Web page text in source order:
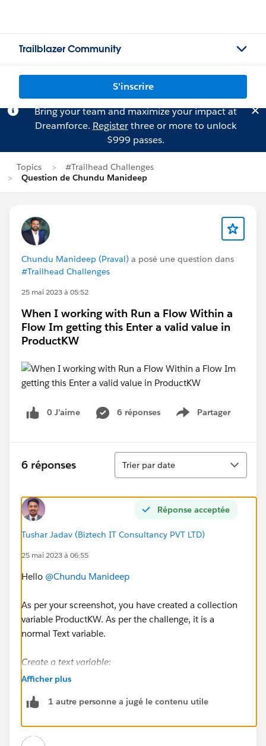
Trailblazer Community
S'inscrire
Bring your team and maximize your impact at
Dreamforce. Registerthree or more to unlock
$999 passes.
Topics
#Trailhead Challenges
Question de Chundu Manideep
Chundu Manideep (Praval) a posé une question dans
#Trailhead Challenges
25 mai 2023 à 05:52
When I working with Run a Flow Within a
Flow Im getting this Enter a valid value in
ProductKW
0 J’aime 6 réponses Partager
Show menu
6 réponses
Tri
Trier par date
Réponse acceptée
Tushar Jadav (Biztech IT Consultancy PVT LTD)
25 mai 2023 à 06:55
Hello @Chundu Manideep
As per your screenshot, you have created a collection
variable ProductKW. As per the challenge, it is a
normal Text variable.
Create a text variable:
API Name: ProductKW
Please Delete and Re-Create this variable and try again.
Afficher plus
1 autre personne a jugé le contenu utile